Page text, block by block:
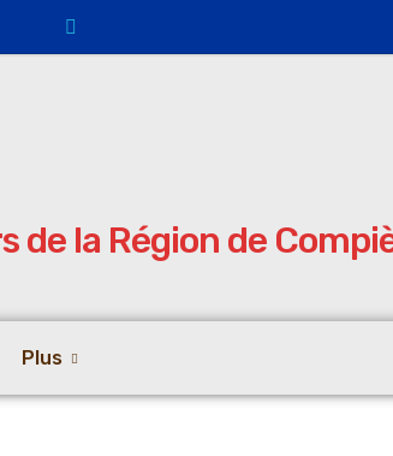
de la Région de
Plus